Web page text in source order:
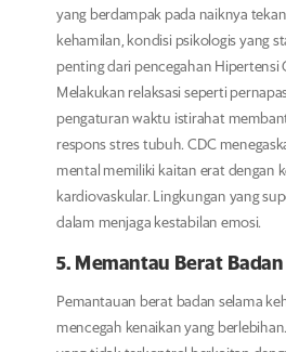
yang berdampak pada naiknya
kehamilan, kondisi psikologis yang
penting dari pencegahan Hipertensi
Melakukan relaksasi seperti
pengaturan waktu istirahat
respons stres tubuh. CDC
mental memiliki kaitan erat dengan
kardiovaskular. Lingkungan yang
dalam menjaga kestabilan emosi.
5. Memantau Berat
Pemantauan berat badan selama
mencegah kenaikan yang